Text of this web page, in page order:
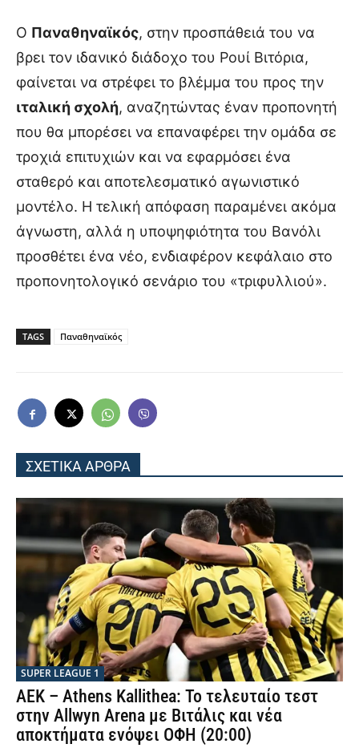
Ο Παναθηναϊκός, στην προσπάθειά του να
βρει τον ιδανικό διάδοχο του Ρουί Βιτόρια,
φαίνεται να στρέφει το βλέμμα του προς την
ιταλική σχολή, αναζητώντας έναν προπονητή
που θα μπορέσει να επαναφέρει την ομάδα σε
τροχιά επιτυχιών και να εφαρμόσει ένα
σταθερό και αποτελεσματικό αγωνιστικό
μοντέλο. Η τελική απόφαση παραμένει ακόμα
άγνωστη, αλλά η υποψηφιότητα του Βανόλι
προσθέτει ένα νέο, ενδιαφέρον κεφάλαιο στο
προπονητολογικό σενάριο του «τριφυλλιού».
TAGS Παναθηναϊκός
ΣΧΕΤΙΚΑ ΑΡΘΡΑ
SUPER LEAGUE 1
ΑΕΚ – Athens Kallithea: Το τελευταίο τεστ
στην Allwyn Arena με Βιτάλις και νέα
αποκτήματα ενόψει ΟΦΗ (20:00)